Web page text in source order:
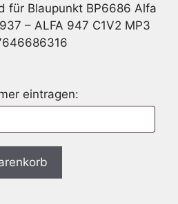
für Blaupunkt BP6686 Alfa
– ALFA 947 C1V2 MP3
eintragen: